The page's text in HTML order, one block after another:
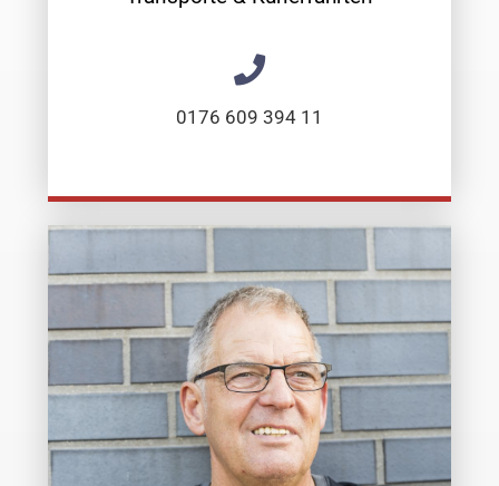
0176 609 394 11